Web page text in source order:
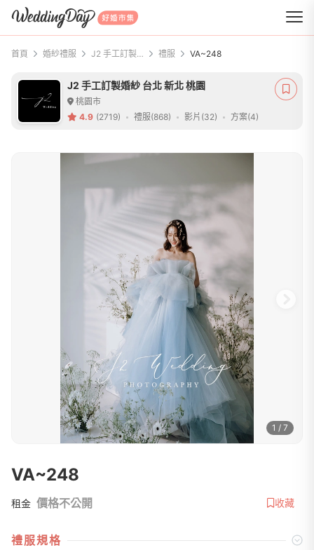
WeddingDay 好婚市集
首頁 婚紗禮服 J2 手工訂製婚紗 台北 新北 桃園 禮服 VA~248
J2 手工訂製婚紗 台北 新北 桃園
桃園市
4.9 (2719) 禮服(868) 影片(32) 方案(4)
1 / 7
VA~248
租金 價格不公開 收藏
禮服規格